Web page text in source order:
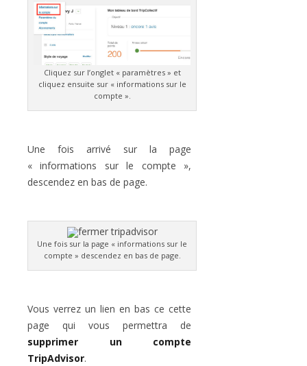
Cliquez sur l’onglet « paramètres » et
cliquez ensuite sur « informations sur le
compte ».
Une fois arrivé sur la page
« informations sur le compte »,
descendez en bas de page.
Une fois sur la page « informations sur le
compte » descendez en bas de page.
Vous verrez un lien en bas ce cette
page qui vous permettra de
supprimer un compte
TripAdvisor.